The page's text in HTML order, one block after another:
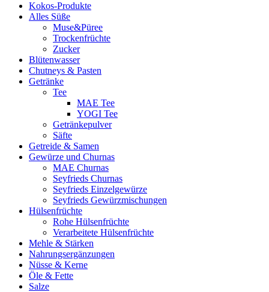
Kokos-Produkte
Alles Süße
Muse&Püree
Trockenfrüchte
Zucker
Blütenwasser
Chutneys & Pasten
Getränke
Tee
MAE Tee
YOGI Tee
Getränkepulver
Säfte
Getreide & Samen
Gewürze und Churnas
MAE Churnas
Seyfrieds Churnas
Seyfrieds Einzelgewürze
Seyfrieds Gewürzmischungen
Hülsenfrüchte
Rohe Hülsenfrüchte
Verarbeitete Hülsenfrüchte
Mehle & Stärken
Nahrungsergänzungen
Nüsse & Kerne
Öle & Fette
Salze